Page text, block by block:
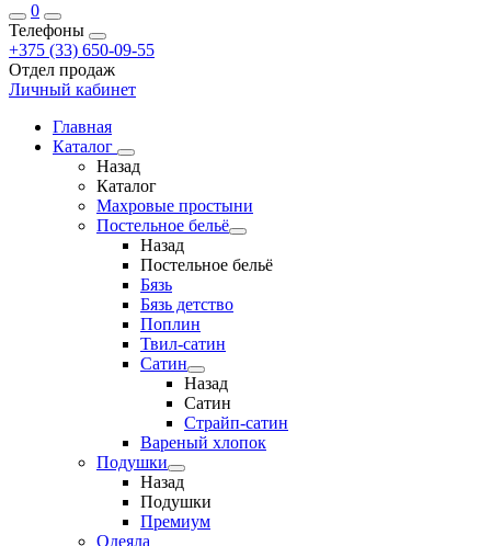
0
Телефоны
+375 (33) 650-09-55
Отдел продаж
Личный кабинет
Главная
Каталог
Назад
Каталог
Махровые простыни
Постельное бельё
Назад
Постельное бельё
Бязь
Бязь детство
Поплин
Твил-сатин
Сатин
Назад
Сатин
Страйп-сатин
Вареный хлопок
Подушки
Назад
Подушки
Премиум
Одеяла